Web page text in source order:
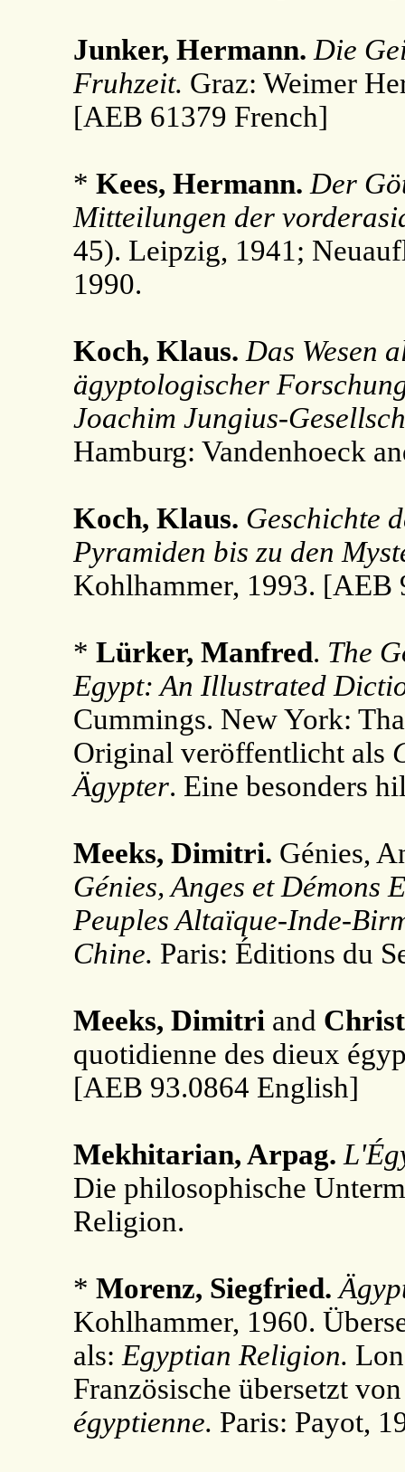
Junker, Hermann. Die
Fruhzeit. Graz: Weimer
[AEB 61379 French]
* Kees, Hermann. Der
Mitteilungen der
45). Leipzig, 1941;
1990.
Koch, Klaus. Das Wesen
ägyptologischer
Joachim Jungius-
Hamburg: Vandenhoeck
Koch, Klaus. Geschichte
Pyramiden bis zu den
Kohlhammer, 1993. [AEB
* Lürker, Manfred. The
Egypt: An Illustrated
Cummings. New York:
Original veröffentlicht als
Ägypter. Eine besonders
Meeks, Dimitri. Génies,
Génies, Anges et
Peuples Altaïque-Inde-
Chine. Paris: Éditions du
Meeks, Dimitriand
quotidienne des dieux
[AEB 93.0864 English]
Mekhitarian, Arpag.
Die philosophische
Religion.
* Morenz, Siegfried.
Kohlhammer, 1960.
als: Egyptian Religion.
Französische übersetzt
égyptienne. Paris: Payot,